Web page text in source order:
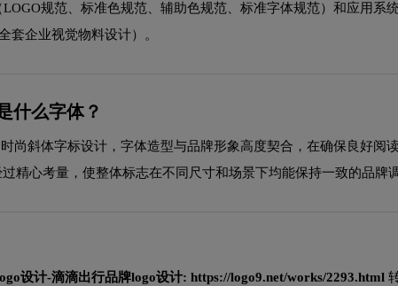
规范、标准色规范、辅助色规范、标准字体规范）和应用系
套企业视觉物料设计）。
什么字体？
尚斜体字标设计，字体造型与品牌形象高度契合，在确保良好阅
精心考量，使整体标志在不同尺寸和场景下均能保持一致的品牌调
设计-滴滴出行品牌logo设计: https://logo9.net/works/2293.html